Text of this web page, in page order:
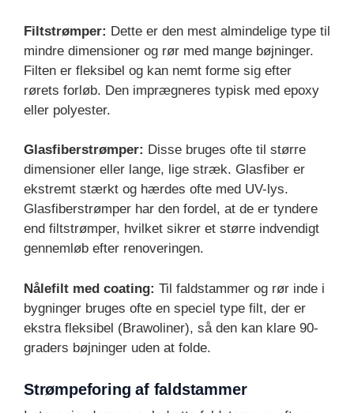
Filtstrømper: Dette er den mest almindelige type til
mindre dimensioner og rør med mange bøjninger.
Filten er fleksibel og kan nemt forme sig efter
rørets forløb. Den imprægneres typisk med epoxy
eller polyester.
Glasfiberstrømper: Disse bruges ofte til større
dimensioner eller lange, lige stræk. Glasfiber er
ekstremt stærkt og hærdes ofte med UV-lys.
Glasfiberstrømper har den fordel, at de er tyndere
end filtstrømper, hvilket sikrer et større indvendigt
gennemløb efter renoveringen.
Nålefilt med coating: Til faldstammer og rør inde i
bygninger bruges ofte en speciel type filt, der er
ekstra fleksibel (Brawoliner), så den kan klare 90-
graders bøjninger uden at folde.
Strømpeforing af faldstammer